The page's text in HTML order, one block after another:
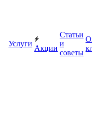
Услуги
Акции
Статьи
и
советы